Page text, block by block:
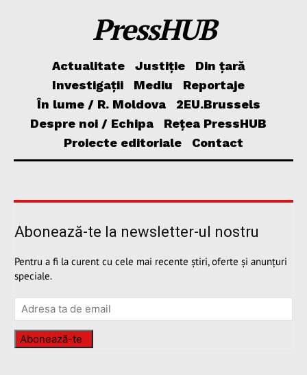
PressHUB
Actualitate Justiție
Din țară
Investigații
Mediu
Reportaje
În lume / R. Moldova
2EU.Brussels
Despre noi / Echipa
Rețea PressHUB
Proiecte editoriale
Contact
Abonează-te la newsletter-ul nostru
Pentru a fi la curent cu cele mai recente știri, oferte și anunțuri
speciale.
Abonează-te